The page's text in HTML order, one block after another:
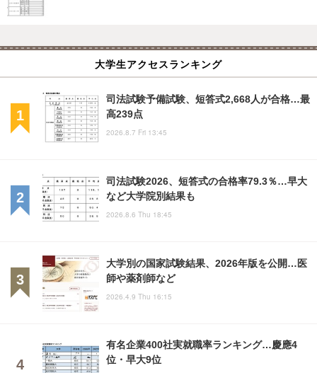
大学生アクセスランキング
司法試験予備試験、短答式2,668人が合格…最
高239点
2026.8.7 Fri 13:45
司法試験2026、短答式の合格率79.3％…早大
など大学院別結果も
2026.8.6 Thu 18:45
大学別の国家試験結果、2026年版を公開…医
師や薬剤師など
2026.4.9 Thu 16:15
有名企業400社実就職率ランキング…慶應4
位・早大9位